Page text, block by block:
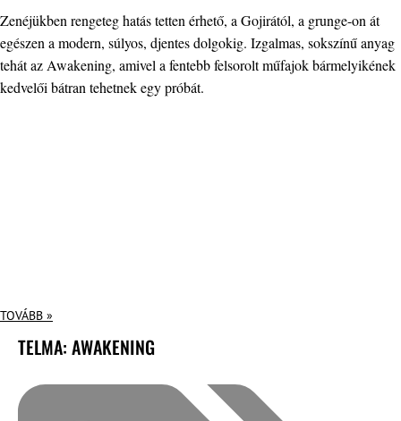
Zenéjükben rengeteg hatás tetten érhető, a Gojirától, a grunge-on át
egészen a modern, súlyos, djentes dolgokig. Izgalmas, sokszínű anyag
tehát az Awakening, amivel a fentebb felsorolt műfajok bármelyikének
kedvelői bátran tehetnek egy próbát.
TOVÁBB »
TELMA: AWAKENING